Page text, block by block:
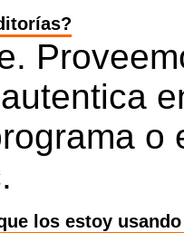
o
los estoy